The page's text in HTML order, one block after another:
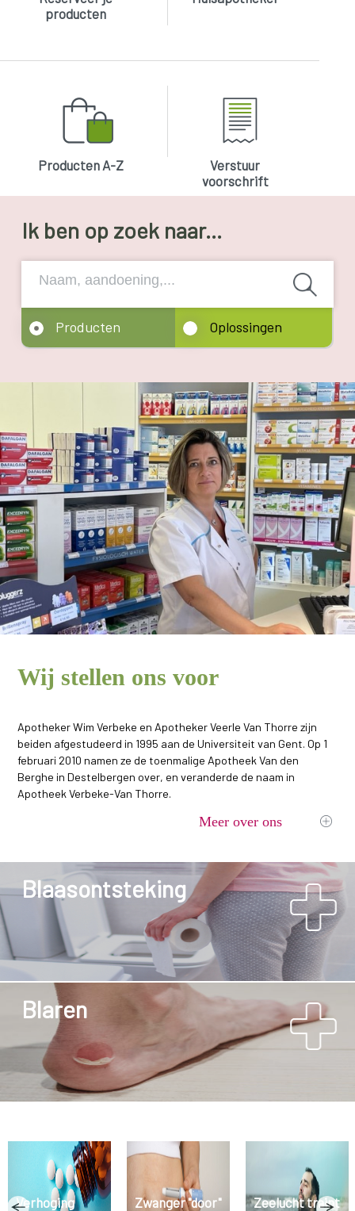
producten
Producten A-Z
Verstuur
voorschrift
Ik ben op zoek naar...
Producten Oplossingen
Wij stellen ons voor
Apotheker Wim Verbeke en Apotheker Veerle Van Thorre zijn
beiden afgestudeerd in 1995 aan de Universiteit van Gent. Op 1
februari 2010 namen ze de toenmalige Apotheek Van den
Berghe in Destelbergen over, en veranderde de naam in
Apotheek Verbeke-Van Thorre.
Meer over ons
Blaasontsteking
Blaren
Verhoging
Zwanger "door"
Zeelucht traint